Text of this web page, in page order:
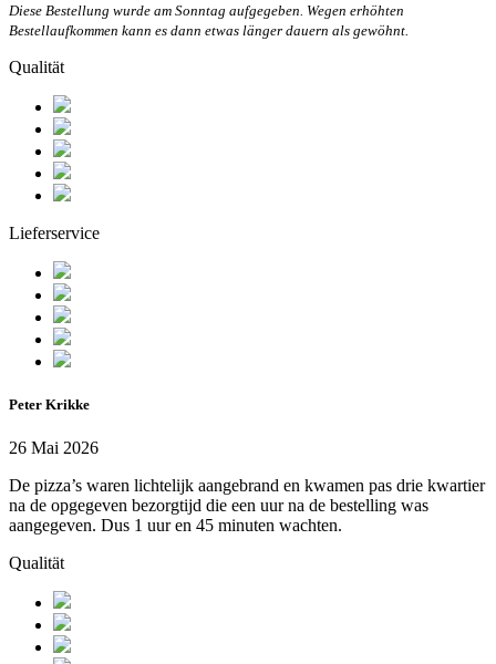
Diese Bestellung wurde am Sonntag aufgegeben. Wegen erhöhten
Bestellaufkommen kann es dann etwas länger dauern als gewöhnt.
Qualität
Lieferservice
Peter Krikke
26 Mai 2026
De pizza’s waren lichtelijk aangebrand en kwamen pas drie kwartier
na de opgegeven bezorgtijd die een uur na de bestelling was
aangegeven. Dus 1 uur en 45 minuten wachten.
Qualität